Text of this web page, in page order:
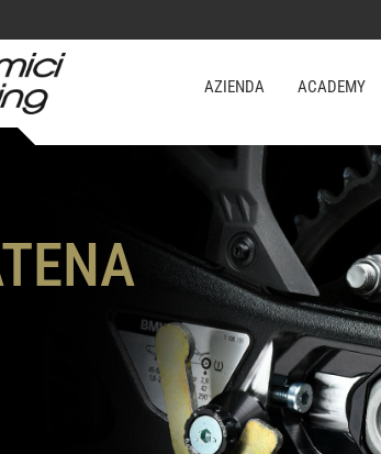
AZIENDA ACADEMY